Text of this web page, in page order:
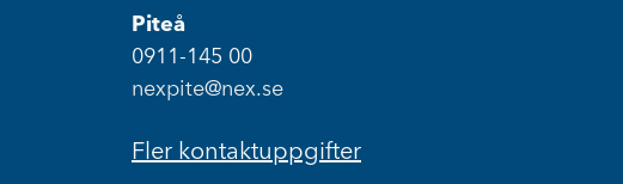
Piteå
0911-145 00
nexpite@nex.se
Fler kontaktuppgifter